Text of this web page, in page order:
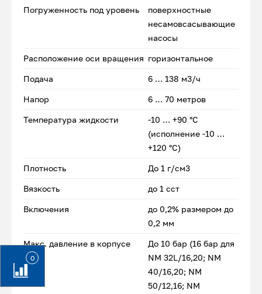
0
Погруженность под уровень
поверхностные
несамовсасывающие
насосы
Расположение оси вращения горизонтальное
Подача 6 … 138 м3/ч
Напор 6 … 70 метров
Температура жидкости
-10 … +90 °C
(исполнение -10 …
+120 °C)
Плотность До 1 г/см3
Вязкость до 1 сст
Включения
до 0,2% размером до
0,2 мм
Макс. давление в корпусе
До 10 бар (16 бар для
NM 32L/16,20; NM
40/16,20; NM
50/12,16; NM